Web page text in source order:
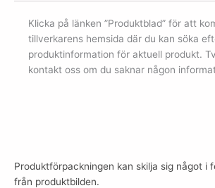
Klicka på länken ”Produktblad” för att
tillverkarens hemsida där du kan söka
produktinformation för aktuell produkt.
kontakt oss om du saknar någon
Produktförpackningen kan skilja sig något i
från produktbilden.